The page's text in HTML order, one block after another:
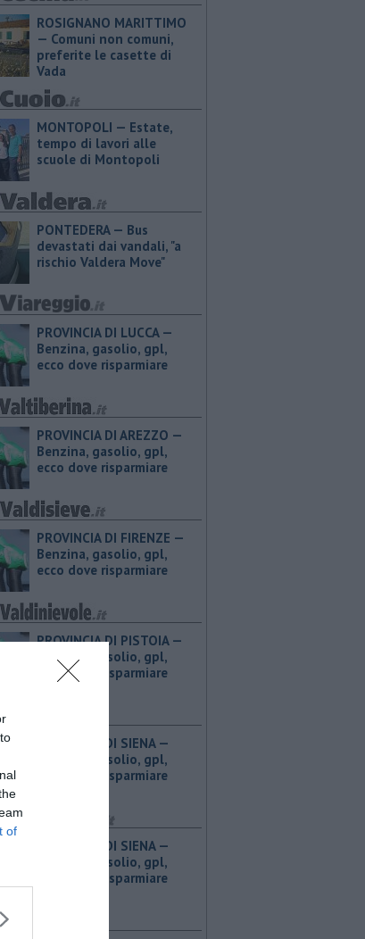
of
ROSIGNANO MARITTIMO
— Comuni non comuni,
preferite le casette di
Vada
MONTOPOLI — Estate,
tempo di lavori alle
scuole di Montopoli
PONTEDERA — Bus
devastati dai vandali, "a
rischio Valdera Move"
PROVINCIA DI LUCCA — ​
Benzina, gasolio, gpl,
ecco dove risparmiare
PROVINCIA DI AREZZO — ​
Benzina, gasolio, gpl,
ecco dove risparmiare
PROVINCIA DI FIRENZE — ​
Benzina, gasolio, gpl,
ecco dove risparmiare
PROVINCIA DI PISTOIA — ​
Benzina, gasolio, gpl,
ecco dove risparmiare
PROVINCIA DI SIENA — ​
Benzina, gasolio, gpl,
ecco dove risparmiare
PROVINCIA DI SIENA — ​
Benzina, gasolio, gpl,
ecco dove risparmiare